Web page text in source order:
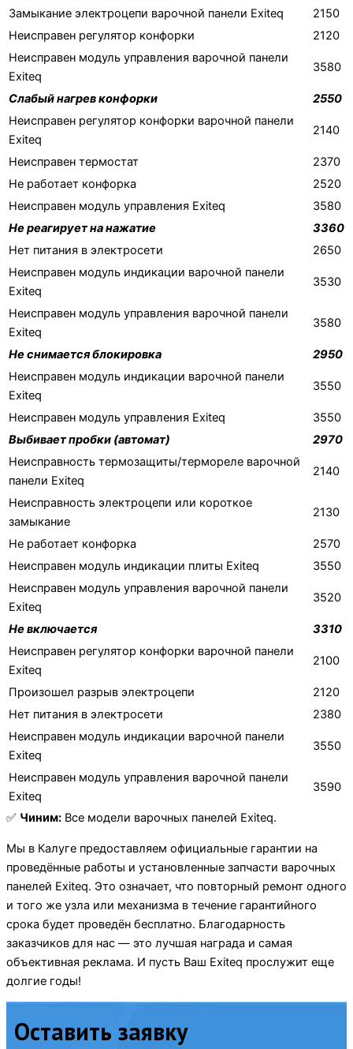
Замыкание электроцепи варочной панели Exiteq
2150
Неисправен регулятор конфорки
2120
Неисправен модуль управления варочной панели
Exiteq
3580
Слабый нагрев конфорки
2550
Неисправен регулятор конфорки варочной панели
Exiteq
2140
Неисправен термостат
2370
Не работает конфорка
2520
Неисправен модуль управления Exiteq
3580
Не реагирует на нажатие
3360
Нет питания в электросети
2650
Неисправен модуль индикации варочной панели
Exiteq
3530
Неисправен модуль управления варочной панели
Exiteq
3580
Не снимается блокировка
2950
Неисправен модуль индикации варочной панели
Exiteq
3550
Неисправен модуль управления Exiteq
3550
Выбивает пробки (автомат)
2970
Неисправность термозащиты/термореле варочной
панели Exiteq
2140
Неисправность электроцепи или короткое
замыкание
2130
Не работает конфорка
2570
Неисправен модуль индикации плиты Exiteq
3550
Неисправен модуль управления варочной панели
Exiteq
3520
Не включается
3310
Неисправен регулятор конфорки варочной панели
Exiteq
2100
Произошел разрыв электроцепи
2120
Нет питания в электросети
2380
Неисправен модуль индикации варочной панели
Exiteq
3550
Неисправен модуль управления варочной панели
Exiteq
3590
✅ Чиним: Все модели варочных панелей Exiteq.
Мы в Калуге предоставляем официальные гарантии на
проведённые работы и установленные запчасти варочных
панелей Exiteq. Это означает, что повторный ремонт одного
и того же узла или механизма в течение гарантийного
срока будет проведён бесплатно. Благодарность
заказчиков для нас — это лучшая награда и самая
объективная реклама. И пусть Ваш Exiteq прослужит еще
долгие годы!
Оставить заявку